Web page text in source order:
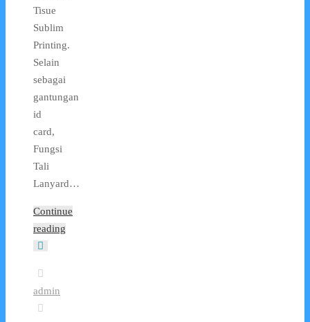
Tisue
Sublim
Printing.
Selain
sebagai
gantungan
id
card,
Fungsi
Tali
Lanyard…
Continue
reading
admin